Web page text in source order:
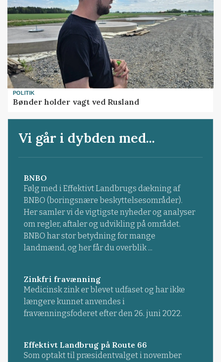
POLITIK
Bønder holder vagt ved Rusland
Vi går i dybden med...
BNBO
Følg med i Effektivt Landbrugs dækning af
BNBO (boringsnære beskyttelsesområder).
Her samler vi de vigtigste nyheder og analyser
om regler, aftaler og udvikling på området.
BNBO har stor betydning for mange
landmænd, og her får du overblik ...
Zinkfri fravænning
Medicinsk zink er blevet udfaset og har ikke
længere kunnet anvendes i
fravænningsfoderet efter den 26. juni 2022.
Effektivt Landbrug på Route 66
Som optakt til præsidentvalget i november